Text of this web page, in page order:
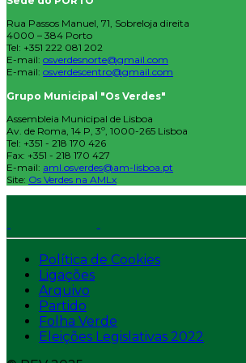
Rua Passos Manuel, 71, Sobreloja direita
4000 – 384 Porto
Tel: +351 222 081 202
E-mail: osverdesnorte@gmail.com
E-mail: osverdescentro@gmail.com
Grupo Municipal "Os Verdes"
Assembleia Municipal de Lisboa
Av. de Roma, 14 P, 3º, 1000-265 Lisboa
Tel: +351 - 218 170 426
Fax: +351 - 218 170 427
E-mail: aml.osverdes@am-lisboa.pt
Site: Os Verdes na AMLx
Política de Cookies
Ligações
Arquivo
Partido
Folha Verde
Eleições Legislativas 2022